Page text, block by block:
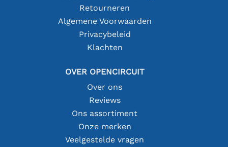
Retourneren
Algemene Voorwaarden
Privacybeleid
Klachten
OVER OPENCIRCUIT
Over ons
Reviews
Ons assortiment
Onze merken
Veelgestelde vragen